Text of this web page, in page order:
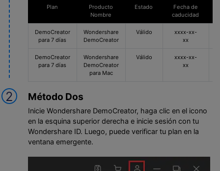
Plan
Producto
Nombre
Estado
Fecha de
caducidad
DemoCreator
para 7 días
Wondershare
DemoCreator
Válido
xxxx-xx-
xx
DemoCreator
para 7 días
Wondershare
DemoCreator
para Mac
Válido
xxxx-xx-
xx
2 Método Dos
Inicie Wondershare DemoCreator, haga clic en el icono
en la esquina superior derecha e inicie sesión con tu
Wondershare ID. Luego, puede verificar tu plan en la
ventana emergente.